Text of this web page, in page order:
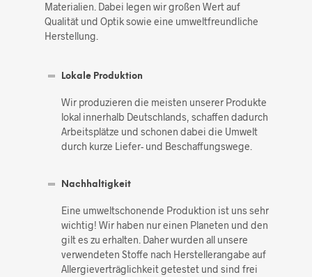
Materialien. Dabei legen wir großen Wert auf
Qualität und Optik sowie eine umweltfreundliche
Herstellung.
Lokale Produktion
Wir produzieren die meisten unserer Produkte
lokal innerhalb Deutschlands, schaffen dadurch
Arbeitsplätze und schonen dabei die Umwelt
durch kurze Liefer- und Beschaffungswege.
Nachhaltigkeit
Eine umweltschonende Produktion ist uns sehr
wichtig! Wir haben nur einen Planeten und den
gilt es zu erhalten. Daher wurden all unsere
verwendeten Stoffe nach Herstellerangabe auf
Allergieverträglichkeit getestet und sind frei